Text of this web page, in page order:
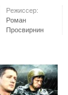
Режиссер:
Роман
Просвирнин